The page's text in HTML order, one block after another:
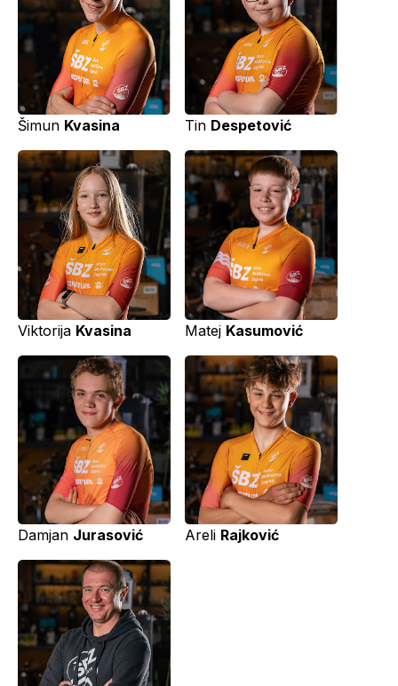
Šimun Kvasina Tin Despetović
Viktorija Kvasina Matej Kasumović
Damjan Jurasović Areli Rajković